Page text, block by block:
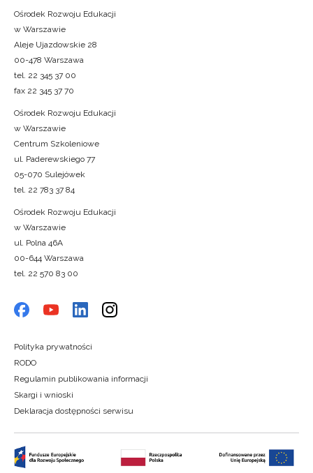
Ośrodek Rozwoju Edukacji
w Warszawie
Aleje Ujazdowskie 28
00-478 Warszawa
tel. 22 345 37 00
fax 22 345 37 70
Ośrodek Rozwoju Edukacji
w Warszawie
Centrum Szkoleniowe
ul. Paderewskiego 77
05-070 Sulejówek
tel. 22 783 37 84
Ośrodek Rozwoju Edukacji
w Warszawie
ul. Polna 46A
00-644 Warszawa
tel. 22 570 83 00
Polityka prywatności
RODO
Regulamin publikowania informacji
Skargi i wnioski
Deklaracja dostępności serwisu